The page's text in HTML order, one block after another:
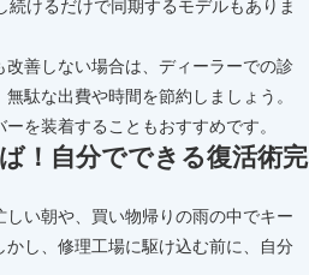
けるだけで同期するモデルもありま
善しない場合は、ディーラーでの診
駄な出費や時間を節約しましょう。
を装着することもおすすめです。
！自分でできる復活術完
い朝や、買い物帰りの雨の中でキー
し、修理工場に駆け込む前に、自分